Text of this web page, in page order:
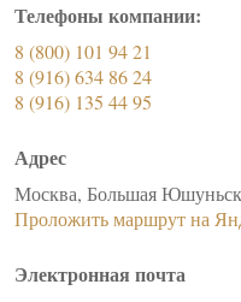
Телефоны компании:
8 (800) 101 94 21
8 (916) 634 86 24
8 (916) 135 44 95
Адрес
Москва, Большая
Проложить маршрут на
Электронная почта